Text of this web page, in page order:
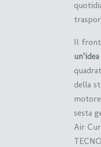
Il
della
sesta
Air